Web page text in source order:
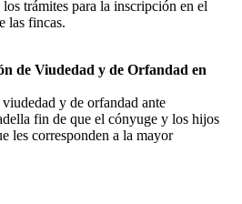
trámites para la inscripción en el
las fincas.
de Viudedad y de Orfandad en
y de orfandad ante
fin de que el cónyuge y los hijos
les corresponden a la mayor